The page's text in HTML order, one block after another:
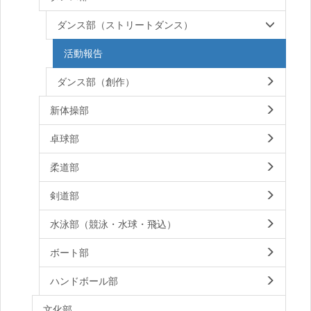
ダンス部（ストリートダンス）
活動報告
ダンス部（創作）
新体操部
卓球部
柔道部
剣道部
水泳部（競泳・水球・飛込）
ボート部
ハンドボール部